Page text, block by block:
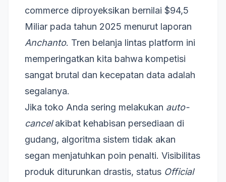
commerce diproyeksikan bernilai $94,5
Miliar pada tahun 2025 menurut laporan
Anchanto. Tren belanja lintas platform ini
memperingatkan kita bahwa kompetisi
sangat brutal dan kecepatan data adalah
segalanya.
Jika toko Anda sering melakukan auto-
cancelakibat kehabisan persediaan di
gudang, algoritma sistem tidak akan
segan menjatuhkan poin penalti. Visibilitas
produk diturunkan drastis, status Official